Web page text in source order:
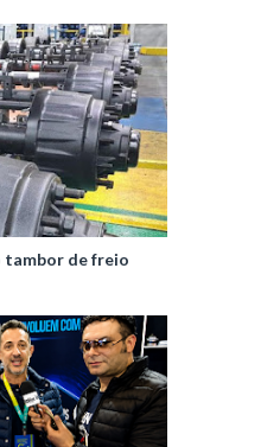
tambor de freio